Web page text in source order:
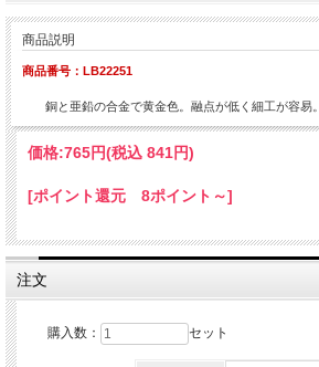
商品説明
商品番号：LB22251
銅と亜鉛の合金で黄金色。融点が低く細工が容易。
価格:765円(税込 841円)
[ポイント還元 8ポイント～]
注文
購入数： セット